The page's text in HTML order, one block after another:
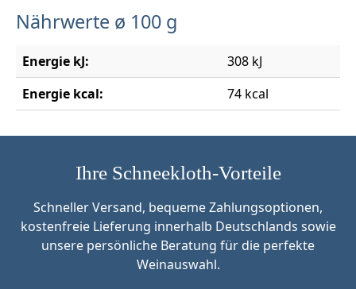
Nährwerte ø 100 g
Energie kJ:
308 kJ
Energie kcal:
74 kcal
Ihre Schneekloth-Vorteile
Schneller Versand, bequeme Zahlungsoptionen,
kostenfreie Lieferung innerhalb Deutschlands sowie
unsere persönliche Beratung für die perfekte
Weinauswahl.